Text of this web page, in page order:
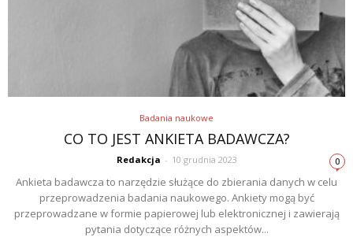
Badania naukowe
CO TO JEST ANKIETA BADAWCZA?
Redakcja - 10 grudnia 2023 0
Ankieta badawcza to narzędzie służące do zbierania danych w celu
przeprowadzenia badania naukowego. Ankiety mogą być
przeprowadzane w formie papierowej lub elektronicznej i zawierają
pytania dotyczące różnych aspektów...